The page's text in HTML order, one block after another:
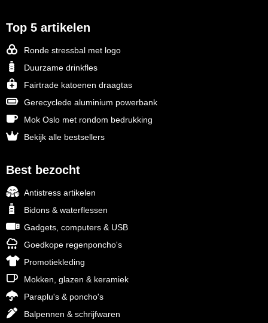
Top 5 artikelen
Ronde stressbal met logo
Duurzame drinkfles
Fairtrade katoenen draagtas
Gerecyclede aluminium powerbank
Mok Oslo met rondom bedrukking
Bekijk alle bestsellers
Best bezocht
Antistress artikelen
Bidons & waterflessen
Gadgets, computers & USB
Goedkope regenponcho's
Promotiekleding
Mokken, glazen & keramiek
Paraplu's & poncho's
Balpennen & schrijfwaren